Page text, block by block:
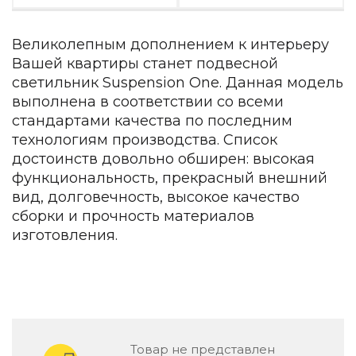
Фитнес и wellness-оборудование
Коллекции
ROOM — Modern
INTERRA — Soft Modern
ARTOPIA — Mid-Century
DAYZ — Ethno
Все коллекции мебели
Подбор, производство и комплектация по вашему
Декор
Великолепным дополнением к интерьеру
Вашей квартиры станет подвесной
светильник Suspension One. Данная модель
выполнена в соответствии со всеми
стандартами качества по последним
технологиям производства. Список
достоинств довольно обширен: высокая
функциональность, прекрасный внешний
вид, долговечность, высокое качество
сборки и прочность материалов
изготовления.
Товар не представлен